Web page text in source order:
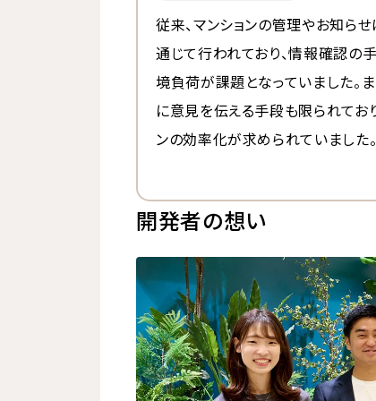
従来、マンションの管理やお知ら
通じて行われており、情報確認の
境負荷が課題となっていました。
に意見を伝える手段も限られてお
ンの効率化が求められていました。
開発者の想い